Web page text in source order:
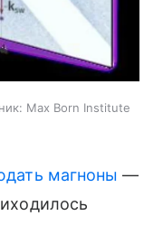
Max Born Institute
магноны —